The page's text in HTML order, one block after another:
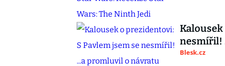
Kalousek
nesmířil!
Blesk.cz